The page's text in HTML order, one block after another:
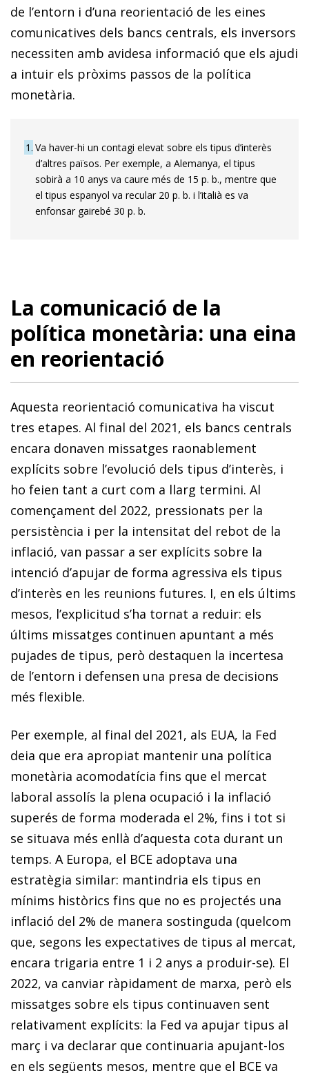
de l’entorn i d’una reorientació de les eines
comunicatives dels bancs centrals, els inversors
necessiten amb avidesa informació que els ajudi
a intuir els pròxims passos de la política
monetària.
1 Va haver-hi un contagi elevat sobre els tipus d’interès
d’altres països. Per exemple, a Alemanya, el tipus
sobirà a 10 anys va caure més de 15 p. b., mentre que
el tipus espanyol va recular 20 p. b. i l’italià es va
enfonsar gairebé 30 p. b.
La comunicació de la
política monetària: una eina
en reorientació
Aquesta reorientació comunicativa ha viscut
tres etapes. Al final del 2021, els bancs centrals
encara donaven missatges raonablement
explícits sobre l’evolució dels tipus d’interès, i
ho feien tant a curt com a llarg termini. Al
començament del 2022, pressionats per la
persistència i per la intensitat del rebot de la
inflació, van passar a ser explícits sobre la
intenció d’apujar de forma agressiva els tipus
d’interès en les reunions futures. I, en els últims
mesos, l’explicitud s’ha tornat a reduir: els
últims missatges continuen apuntant a més
pujades de tipus, però destaquen la incertesa
de l’entorn i defensen una presa de decisions
més flexible.
Per exemple, al final del 2021, als EUA, la Fed
deia que era apropiat mantenir una política
monetària acomodatícia fins que el mercat
laboral assolís la plena ocupació i la inflació
superés de forma moderada el 2%, fins i tot si
se situava més enllà d’aquesta cota durant un
temps. A Europa, el BCE adoptava una
estratègia similar: mantindria els tipus en
mínims històrics fins que no es projectés una
inflació del 2% de manera sostinguda (quelcom
que, segons les expectatives de tipus al mercat,
encara trigaria entre 1 i 2 anys a produir-se). El
2022, va canviar ràpidament de marxa, però els
missatges sobre els tipus continuaven sent
relativament explícits: la Fed va apujar tipus al
març i va declarar que continuaria apujant-los
en els següents mesos, mentre que el BCE va